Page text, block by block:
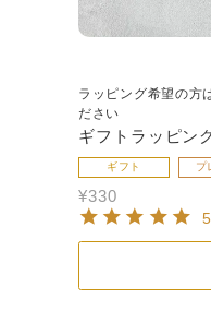
ラッピング希望の方
ださい
ギフトラッピン
ギフト プ
¥330